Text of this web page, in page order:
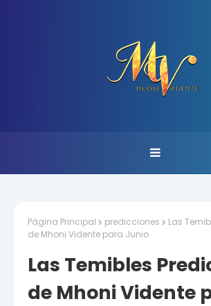
Página Principal predicciones
Las
de Mhoni Vidente para Junio
Las Temibles
de Mhoni Vidente